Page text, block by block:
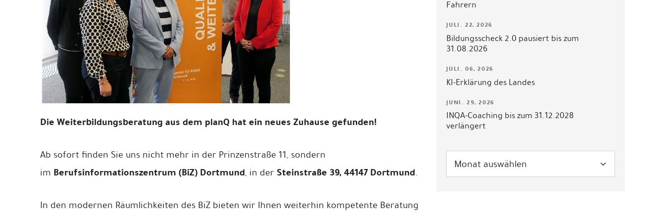
Die Weiterbildungsberatung aus dem planQ hat ein neues Zuhause gefunden!
Ab sofort finden Sie uns nicht mehr in der Prinzenstraße 11, sondern
im Berufsinformationszentrum (BiZ) Dortmund, in der Steinstraße 39, 44147 Dortmund.
In den modernen Räumlichkeiten des BiZ bieten wir Ihnen weiterhin kompetente Beratung
Fahrern
JULI. 22, 2026
Bildungsscheck 2.0 pausiert bis zum
31.08.2026
JULI. 06, 2026
KI-Erklärung des Landes
JUNI. 29, 2026
INQA-Coaching bis zum 31.12.2028
verlängert